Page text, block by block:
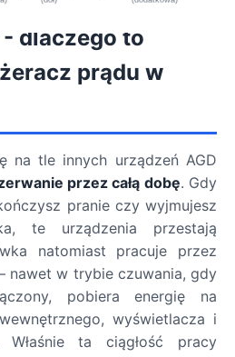
dlaczego to
prądu w
na tle innych urządzeń AGD
przez całą dobę. Gdy
pranie czy wyjmujesz
te urządzenia przestają
natomiast pracuje przez
w trybie czuwania, gdy
pobiera energię na
wyświetlacza i
Właśnie ta ciągłość pracy